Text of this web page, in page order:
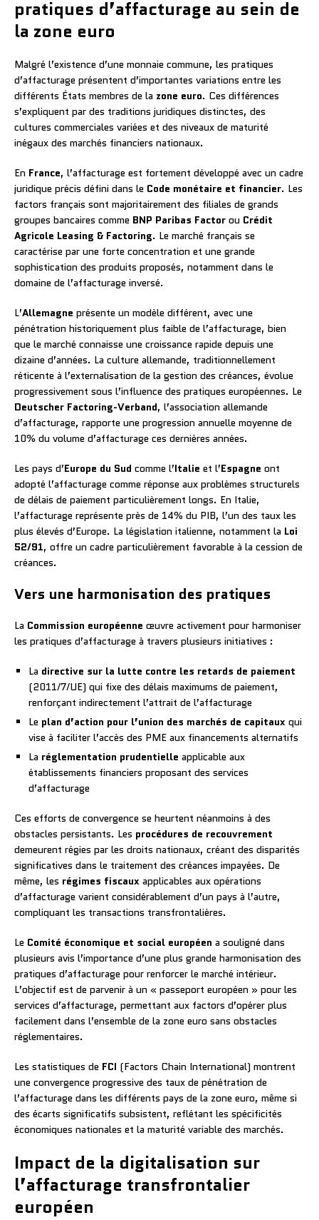
pratiques d’affacturage au sein de
la zone euro
Malgré l’existence d’une monnaie commune, les pratiques
d’affacturage présentent d’importantes variations entre les
différents États membres de la zone euro. Ces différences
s’expliquent par des traditions juridiques distinctes, des
cultures commerciales variées et des niveaux de maturité
inégaux des marchés financiers nationaux.
En France, l’affacturage est fortement développé avec un cadre
juridique précis défini dans le Code monétaire et financier. Les
factors français sont majoritairement des filiales de grands
groupes bancaires comme BNP Paribas Factor ou Crédit
Agricole Leasing & Factoring. Le marché français se
caractérise par une forte concentration et une grande
sophistication des produits proposés, notamment dans le
domaine de l’affacturage inversé.
L’Allemagne présente un modèle différent, avec une
pénétration historiquement plus faible de l’affacturage, bien
que le marché connaisse une croissance rapide depuis une
dizaine d’années. La culture allemande, traditionnellement
réticente à l’externalisation de la gestion des créances, évolue
progressivement sous l’influence des pratiques européennes. Le
Deutscher Factoring-Verband, l’association allemande
d’affacturage, rapporte une progression annuelle moyenne de
10% du volume d’affacturage ces dernières années.
Les pays d’Europe du Sud comme l’Italie et l’Espagne ont
adopté l’affacturage comme réponse aux problèmes structurels
de délais de paiement particulièrement longs. En Italie,
l’affacturage représente près de 14% du PIB, l’un des taux les
plus élevés d’Europe. La législation italienne, notamment la Loi
52/91, offre un cadre particulièrement favorable à la cession de
créances.
Vers une harmonisation des pratiques
La Commission européenne œuvre activement pour harmoniser
les pratiques d’affacturage à travers plusieurs initiatives :
La directive sur la lutte contre les retards de paiement
(2011/7/UE) qui fixe des délais maximums de paiement,
renforçant indirectement l’attrait de l’affacturage
Le plan d’action pour l’union des marchés de capitaux qui
vise à faciliter l’accès des PME aux financements alternatifs
La réglementation prudentielle applicable aux
établissements financiers proposant des services
d’affacturage
Ces efforts de convergence se heurtent néanmoins à des
obstacles persistants. Les procédures de recouvrement
demeurent régies par les droits nationaux, créant des disparités
significatives dans le traitement des créances impayées. De
même, les régimes fiscaux applicables aux opérations
d’affacturage varient considérablement d’un pays à l’autre,
compliquant les transactions transfrontalières.
Le Comité économique et social européen a souligné dans
plusieurs avis l’importance d’une plus grande harmonisation des
pratiques d’affacturage pour renforcer le marché intérieur.
L’objectif est de parvenir à un « passeport européen » pour les
services d’affacturage, permettant aux factors d’opérer plus
facilement dans l’ensemble de la zone euro sans obstacles
réglementaires.
Les statistiques de FCI (Factors Chain International) montrent
une convergence progressive des taux de pénétration de
l’affacturage dans les différents pays de la zone euro, même si
des écarts significatifs subsistent, reflétant les spécificités
économiques nationales et la maturité variable des marchés.
Impact de la digitalisation sur
l’affacturage transfrontalier
européen